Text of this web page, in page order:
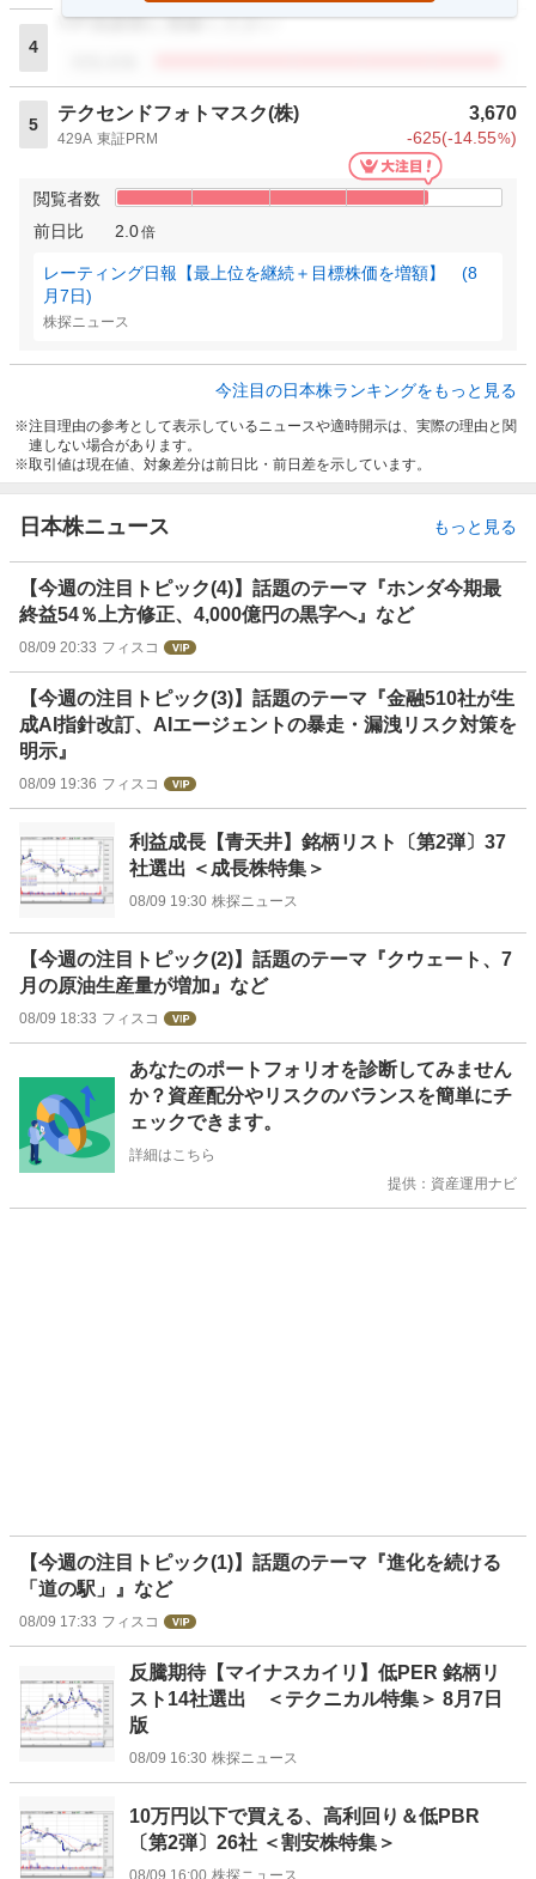
4
VIP倶楽部に登録ください
5
テクセンドフォトマスク(株) 3,670
429A 東証PRM -625(-14.55%)
閲覧者数
前日比
2.0倍
レーティング日報【最上位を継続＋目標株価を増額】 (8
月7日)
株探ニュース
今注目の日本株ランキングをもっと見る
注目理由の参考として表示しているニュースや適時開示は、実際の理由と関
連しない場合があります。
取引値は現在値、対象差分は前日比・前日差を示しています。
日本株ニュース もっと見る
【今週の注目トピック(4)】話題のテーマ『ホンダ今期最
終益54％上方修正、4,000億円の黒字へ』など
08/09 20:33 フィスコ
【今週の注目トピック(3)】話題のテーマ『金融510社が生
成AI指針改訂、AIエージェントの暴走・漏洩リスク対策を
明示』
08/09 19:36 フィスコ
利益成長【青天井】銘柄リスト〔第2弾〕37
社選出 ＜成長株特集＞
08/09 19:30 株探ニュース
【今週の注目トピック(2)】話題のテーマ『クウェート、7
月の原油生産量が増加』など
08/09 18:33 フィスコ
あなたのポートフォリオを診断してみません
か？資産配分やリスクのバランスを簡単にチ
ェックできます。
詳細はこちら
提供：資産運用ナビ
【今週の注目トピック(1)】話題のテーマ『進化を続ける
「道の駅」』など
08/09 17:33 フィスコ
反騰期待【マイナスカイリ】低PER 銘柄リ
スト14社選出 ＜テクニカル特集＞ 8月7日
版
08/09 16:30 株探ニュース
10万円以下で買える、高利回り＆低PBR
〔第2弾〕26社 ＜割安株特集＞